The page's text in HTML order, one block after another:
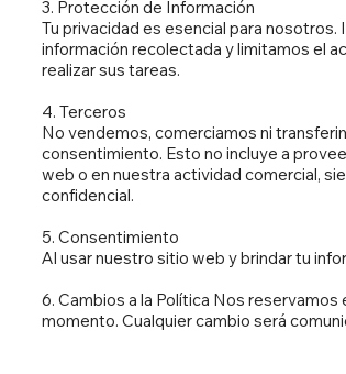
3. Protección de Información
Tu privacidad es esencial para
información recolectada y limitamos el
realizar sus tareas.
4. Terceros
No vendemos, comerciamos ni
consentimiento. Esto no incluye a
web o en nuestra actividad comercial,
confidencial.
5. Consentimiento
Al usar nuestro sitio web y brindar tu
6. Cambios a la Política Nos
momento. Cualquier cambio será